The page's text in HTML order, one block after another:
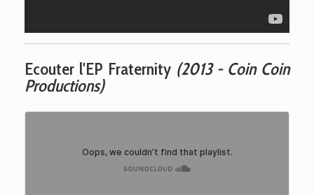
Ecouter l'EP Fraternity (2013 - Coin Coin
Productions)